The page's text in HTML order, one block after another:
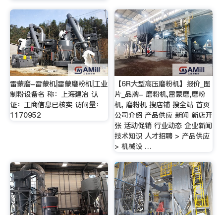
雷蒙磨-雷蒙机|雷蒙磨粉机|工业
制粉设备名 称：上海建冶 认
证：工商信息已核实 访问量：
1170952
【6R大型高压磨粉机】报价_图
片_品牌- 磨粉机,雷蒙磨,磨粉
机, 磨粉机 搜店铺 搜全站 首页
公司介绍 产品供应 新闻 新店开
张 活动促销 行业动态 企业新闻
技术知识 人才招聘 > 产品供应
> 机械设 …